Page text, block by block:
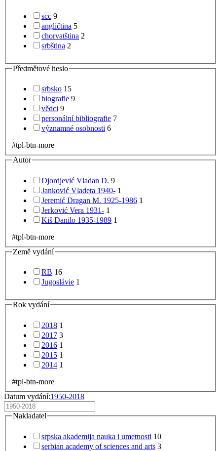
scc 9
angličtina 5
chorvatština 2
srbština 2
Předmětové heslo
srbsko 15
biografie 9
vědci 9
personální bibliografie 7
významné osobnosti 6
#tpl-btn-more
Autor
Djordjević Vladan D. 9
Janković Vladeta 1940- 1
Jeremić Dragan M. 1925-1986 1
Jerković Vera 1931- 1
Kiš Danilo 1935-1989 1
#tpl-btn-more
Země vydání
RB 16
Jugoslávie 1
Rok vydání
2018 1
2017 3
2016 1
2015 1
2014 1
#tpl-btn-more
Datum vydání:1950-2018
Nakladatel
srpska akademija nauka i umetnosti 10
serbian academy of sciences and arts 3